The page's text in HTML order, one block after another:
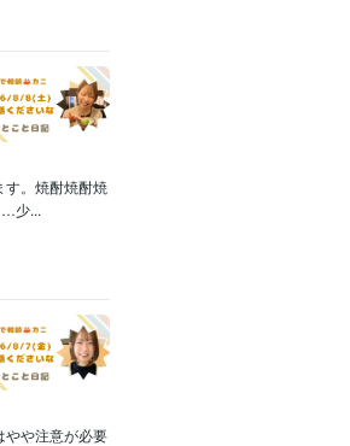
す。焼酎焼酎焼
少...
やや注意が必要